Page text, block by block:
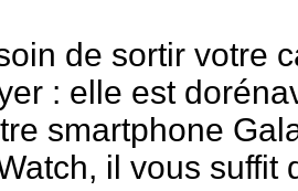
de sortir votre
: elle est
smartphone
il vous suffit